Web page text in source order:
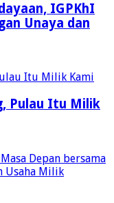
IGPKhI
Unaya dan
Pulau Itu Milik